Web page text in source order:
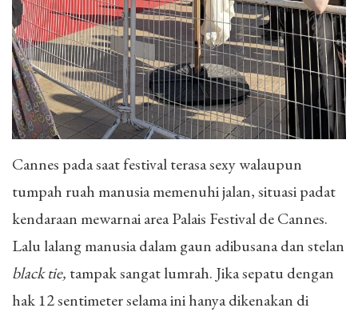
Cannes pada saat festival terasa sexy walaupun
tumpah ruah manusia memenuhi jalan, situasi padat
kendaraan mewarnai area Palais Festival de Cannes.
Lalu lalang manusia dalam gaun adibusana dan stelan
black tie, tampak sangat lumrah. Jika sepatu dengan
hak 12 sentimeter selama ini hanya dikenakan di